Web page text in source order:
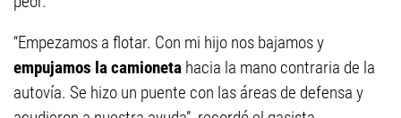
“Empezamos a flotar. Con mi hijo nos bajamos y
empujamos la camioneta hacia la mano contraria de la
autovía. Se hizo un puente con las áreas de defensa y